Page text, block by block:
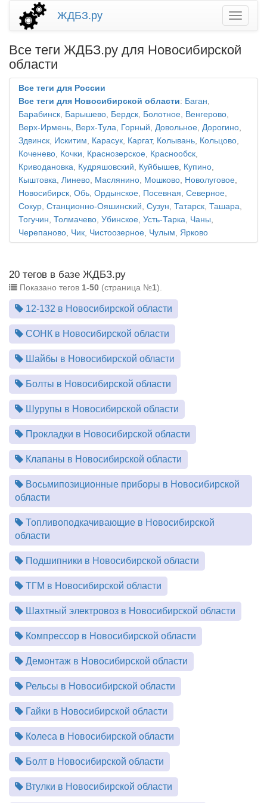
ЖДБЗ.ру
Все теги ЖДБЗ.ру для Новосибирской
области
Все теги для России
Все теги для Новосибирской области: Баган,
Барабинск, Барышево, Бердск, Болотное, Венгерово,
Верх-Ирмень, Верх-Тула, Горный, Довольное, Дорогино,
Здвинск, Искитим, Карасук, Каргат, Колывань, Кольцово,
Коченево, Кочки, Краснозерское, Краснообск,
Криводановка, Кудряшовский, Куйбышев, Купино,
Кыштовка, Линево, Маслянино, Мошково, Новолуговое,
Новосибирск, Обь, Ордынское, Посевная, Северное,
Сокур, Станционно-Ояшинский, Сузун, Татарск, Ташара,
Тогучин, Толмачево, Убинское, Усть-Тарка, Чаны,
Черепаново, Чик, Чистоозерное, Чулым, Ярково
20 тегов в базе ЖДБЗ.ру
Показано тегов 1-50 (страница №1).
12-132 в Новосибирской области
СОНК в Новосибирской области
Шайбы в Новосибирской области
Болты в Новосибирской области
Шурупы в Новосибирской области
Прокладки в Новосибирской области
Клапаны в Новосибирской области
Восьмипозиционные приборы в Новосибирской
области
Топливоподкачивающие в Новосибирской
области
Подшипники в Новосибирской области
ТГМ в Новосибирской области
Шахтный электровоз в Новосибирской области
Компрессор в Новосибирской области
Демонтаж в Новосибирской области
Рельсы в Новосибирской области
Гайки в Новосибирской области
Колеса в Новосибирской области
Болт в Новосибирской области
Втулки в Новосибирской области